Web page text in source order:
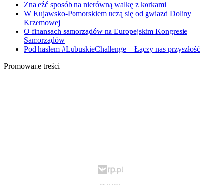
Znaleźć sposób na nierówną walkę z korkami
W Kujawsko-Pomorskiem uczą się od gwiazd Doliny
Krzemowej
O finansach samorządów na Europejskim Kongresie
Samorządów
Pod hasłem #LubuskieChallenge – Łączy nas przyszłość
Promowane treści